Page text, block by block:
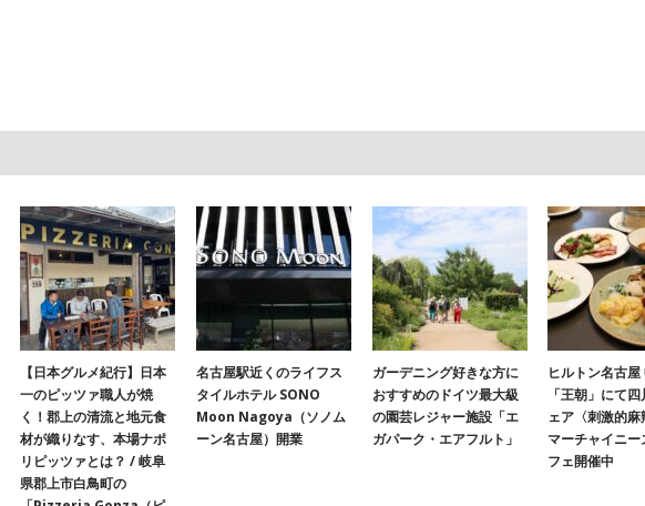
【日本グルメ紀行】日本
一のピッツァ職人が焼
く！郡上の清流と地元食
材が織りなす、本場ナポ
リピッツァとは？ / 岐阜
県郡上市白鳥町の
名古屋駅近くのライフス
タイルホテル SONO
Moon Nagoya（ソノム
ーン名古屋）開業
ガーデニング好きな方に
おすすめのドイツ最大級
の園芸レジャー施設「エ
ガパーク・エアフルト」
ヒルトン名古
「王朝」にて
ェア〈刺激的
マーチャイニー
フェ開催中